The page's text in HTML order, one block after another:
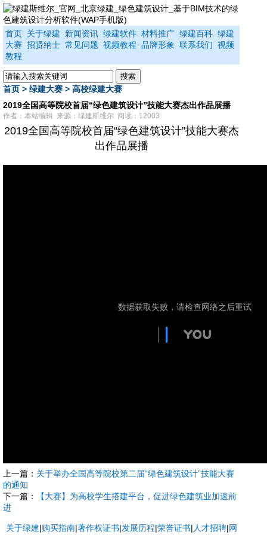
首页 关于绿建 新闻资讯 绿建软件 材料推广 绿建百科 绿建
大赛 招贤纳士 常见问题 视频教程 品牌形象 联系我们 视频
教程
首页 > 绿建大赛 > 高校绿建大赛
2019全国高等院校首届“绿色建筑设计”技能大赛杰出作品展播
作者：本站编辑 来源：绿建斯维尔 阅读：12003
2019全国高等院校首届“绿色建筑设计”技能大赛杰
出作品展播
上一篇： 关于举办全国高等院校第二届“绿色建筑设计”技能大赛
的通知
下一篇：
【大赛】为高校学生搭建平台，促进绿色建筑业加速前
进
关于绿建|购买指南|著作权证书|发展历程|荣誉证书| 人才招聘|网